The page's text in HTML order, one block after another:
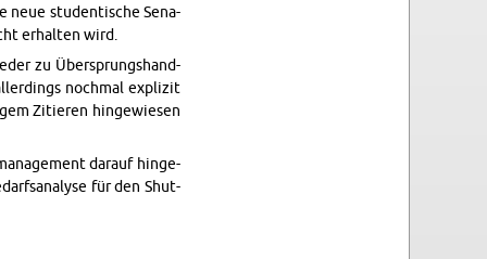
neue stu­den­ti­sche Se­na­
er­hal­ten wird.
zu Über­sprungs­hand­
noch­mal ex­pli­zit
Zi­tie­ren hin­ge­wie­sen
dar­auf hin­ge­
für den Shut­